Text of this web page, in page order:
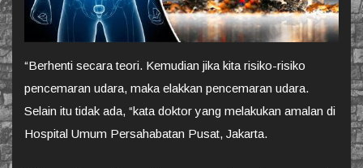
“Berhenti secara teori. Kemudian jika kita risiko-risiko
pencemaran udara, maka elakkan pencemaran udara.
Selain itu tidak ada, “kata doktor yang melakukan amalan di
Hospital Umum Persahabatan Pusat, Jakarta.